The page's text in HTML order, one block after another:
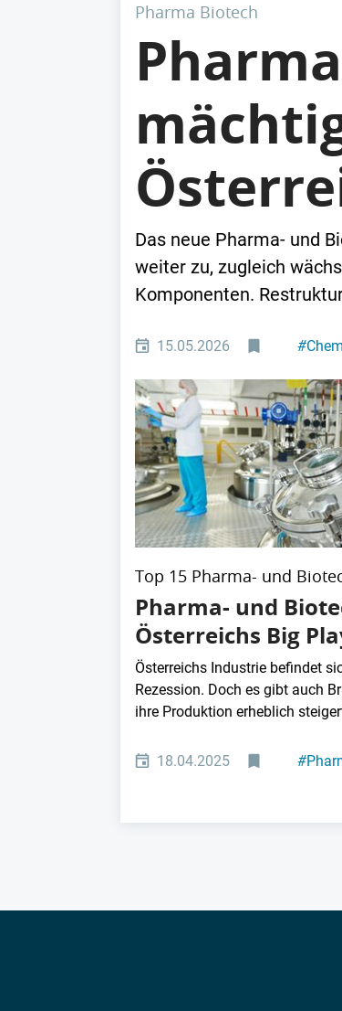
Pharma Biotech
Das neue Pharma- und
weiter zu, zugleich
Komponenten.
15.05.2026 #
Top 15 Pharma- und
Pharma- und
Österreichs Big
Österreichs Industrie befindet
Rezession. Doch es gibt auch
ihre Produktion erheblich
18.04.2025 #